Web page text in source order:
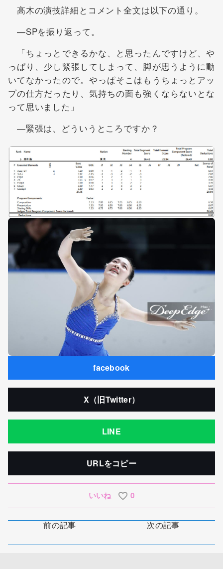
高木の演技詳細とコメント全文は以下の通り。
―SPを振り返って。
「ちょっとできるかな、と思ったんですけど、や
っぱり、少し緊張してしまって、脚が思うように動
いてなかったので。やっぱそこはもうちょっとアッ
プの仕方だったり、気持ちの面も強くならないとな
って思いました」
―緊張は、どういうところですか？
facebook
X（旧Twitter）
LINE
URLをコピー
いいね 0
前の記事 次の記事